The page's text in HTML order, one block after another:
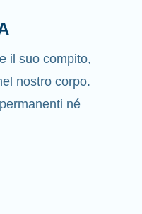
il suo compito,
nostro corpo.
né